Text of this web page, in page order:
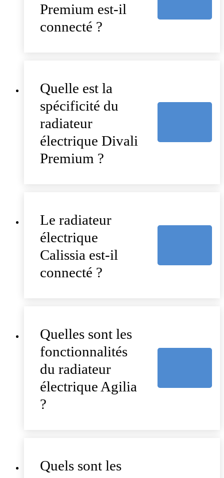
Premium est-il
connecté ?
Quelle est la
spécificité du
radiateur
électrique Divali
Premium ?
Le radiateur
électrique
Calissia est-il
connecté ?
Quelles sont les
fonctionnalités
du radiateur
électrique Agilia
?
Quels sont les